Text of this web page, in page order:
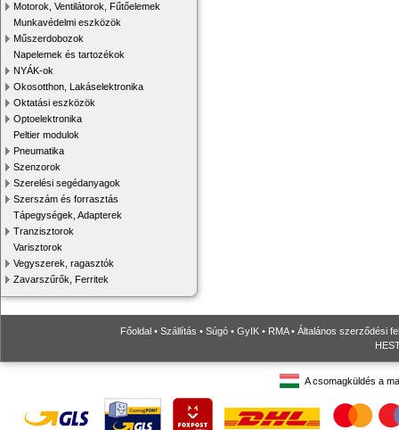
Motorok, Ventilátorok, Fűtőelemek
Munkavédelmi eszközök
Műszerdobozok
Napelemek és tartozékok
NYÁK-ok
Okosotthon, Lakáselektronika
Oktatási eszközök
Optoelektronika
Peltier modulok
Pneumatika
Szenzorok
Szerelési segédanyagok
Szerszám és forrasztás
Tápegységek, Adapterek
Tranzisztorok
Varisztorok
Vegyszerek, ragasztók
Zavarszűrők, Ferritek
Főoldal • Szállítás • Súgó • GyIK • RMA• Általános szerződési
A csomagküldés a